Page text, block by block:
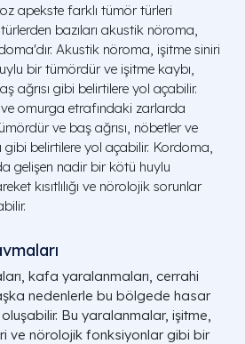
apekste farklı tümör türleri
bazıları akustik nöroma,
Akustik nöroma, işitme siniri
bir tümördür ve işitme kaybı,
ağrısı gibi belirtilere yol açabilir.
omurga etrafındaki zarlarda
ve baş ağrısı, nöbetler ve
belirtilere yol açabilir. Kordoma,
gelişen nadir bir kötü huylu
kısıtlılığı ve nörolojik sorunlar
kafa yaralanmaları, cerrahi
nedenlerle bu bölgede hasar
Bu yaralanmalar, işitme,
ve nörolojik fonksiyonlar gibi bir